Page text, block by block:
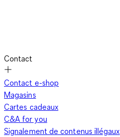
Contact
Contact e-shop
Magasins
Cartes cadeaux
C&A for you
Signalement de contenus illégaux